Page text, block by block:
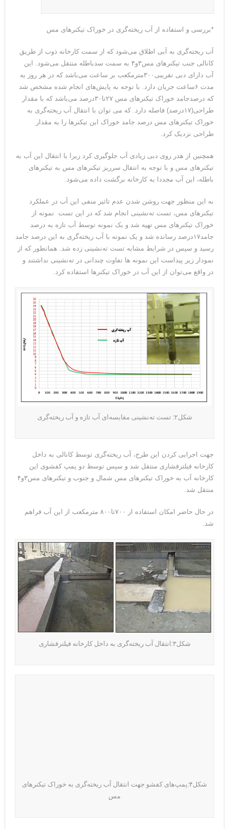
*بررسی و استفاده از آب ریخته‌گری در خوراک تیکنرهای مس
آب ریخته‌گری به آبی اطلاق می‌شود که از سمت کارخانه ذوب از طریق
کانالی جنب تیکنرهای مس۳و۴ به سمت سدباطله منتقل می‌شود. این
آب دارای دبی تقریبی۳۰۰مترمکعب بر ساعت می‌باشد که در هر روز به
مدت ۶ساعت جریان دارد. با توجه به پایش‌های انجام شده مشخص شد
که درصدجامد خوراک تیکنرهای مس ۲۷تا۳۰درصد می‌باشد که با مقدار
طراحی(۱۷درصد) فاصله دارد. که می توان با انتقال آب ریخته‌گری به
خوراک تیکنرهای مس درصد جامد خوراک این تیکنرها را به مقدار
طراحی نزدیک کرد.
همچنین از هدر روی دبی زیادی آب جلوگیری کرد زیرا با انتقال این آب به
تیکنرهای مس و با توجه به انتقال سرریز تیکنرهای مس به تیکنرهای
باطله، این آب مجددا به کارخانه برگشت داده می‌شود.
به این منظور جهت روشن شدن عدم تاثیر منفی این آب در عملکرد
تیکنرهای مس، تست ته‌نشینی انجام شد که در این تست نمونه از
خوراک تیکنرهای مس تهیه شد و یک نمونه توسط آب تازه به درصد
جامد۱۷درصد رسانده شد و یک نمونه با آب ریخته‌گری به این درصد جامد
رسید و سپس در شرایط مشابه تست ته‌نشینی زده شد. همانطور که از
نمودار زیر پیداست این نمونه ها تفاوت چندانی در ته‌نشینی نداشتند و
در واقع می‌توان از این آب در خوراک تیکنرها استفاده کرد.
شکل۲: تست ته‌نشینی مقایسه‌ای آب تازه و آب ریخته‌گری
جهت اجرایی کردن این طرح، آب ریخته‌گری توسط کانالی به داخل
کارخانه فیلترفشاری منتقل شد و سپس توسط دو پمپ کفشوی این
کارخانه آب به خوراک تیکنرهای مس شمال و جنوب و تیکنرهای مس۳و۴
منتقل شد.
در حال حاضر امکان استفاده از ۷۰۰تا۸۰۰ مترمکعب از این آب فراهم
شد.
شکل۳:انتقال آب ریخته‌گری به داخل کارخانه فیلترفشاری
شکل۴:پمپ‌های کفشو جهت انتقال آب ریخته‌گری به خوراک تیکنرهای
مس